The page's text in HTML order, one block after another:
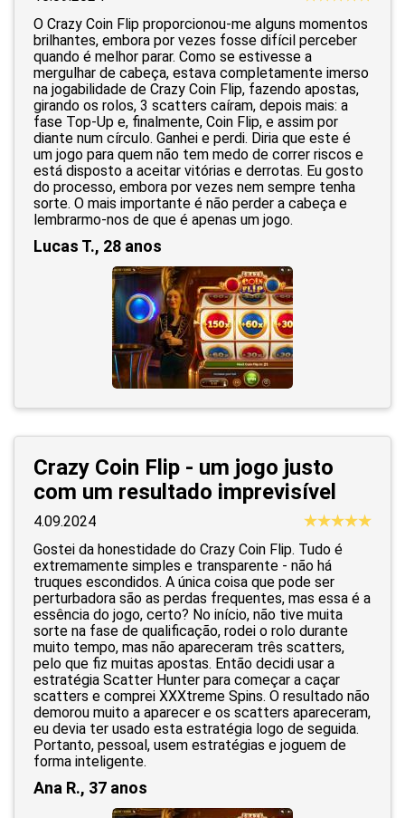
O Crazy Coin Flip proporcionou-me alguns momentos
brilhantes, embora por vezes fosse difícil perceber
quando é melhor parar. Como se estivesse a
mergulhar de cabeça, estava completamente imerso
na jogabilidade de Crazy Coin Flip, fazendo apostas,
girando os rolos, 3 scatters caíram, depois mais: a
fase Top-Up e, finalmente, Coin Flip, e assim por
diante num círculo. Ganhei e perdi. Diria que este é
um jogo para quem não tem medo de correr riscos e
está disposto a aceitar vitórias e derrotas. Eu gosto
do processo, embora por vezes nem sempre tenha
sorte. O mais importante é não perder a cabeça e
lembrarmo-nos de que é apenas um jogo.
Lucas T., 28 anos
Crazy Coin Flip - um jogo justo
com um resultado imprevisível
4.09.2024
Gostei da honestidade do Crazy Coin Flip. Tudo é
extremamente simples e transparente - não há
truques escondidos. A única coisa que pode ser
perturbadora são as perdas frequentes, mas essa é a
essência do jogo, certo? No início, não tive muita
sorte na fase de qualificação, rodei o rolo durante
muito tempo, mas não apareceram três scatters,
pelo que fiz muitas apostas. Então decidi usar a
estratégia Scatter Hunter para começar a caçar
scatters e comprei XXXtreme Spins. O resultado não
demorou muito a aparecer e os scatters apareceram,
eu devia ter usado esta estratégia logo de seguida.
Portanto, pessoal, usem estratégias e joguem de
forma inteligente.
Ana R., 37 anos